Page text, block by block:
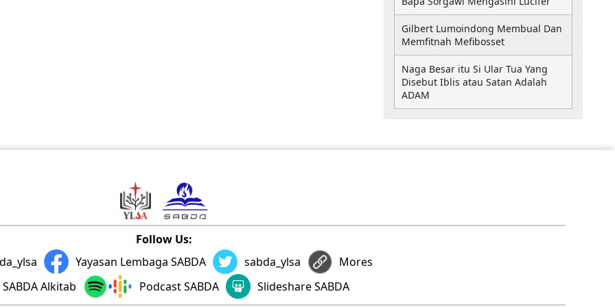
Gilbert Lumoindong Membual Dan
Memfitnah Mefibosset
Naga Besar itu Si Ular Tua Yang
Disebut Iblis atau Satan Adalah
ADAM
Follow Us:
Yayasan Lembaga SABDA sabda_ylsa
Mores
SABDA Alkitab
Podcast SABDA Slideshare SABDA